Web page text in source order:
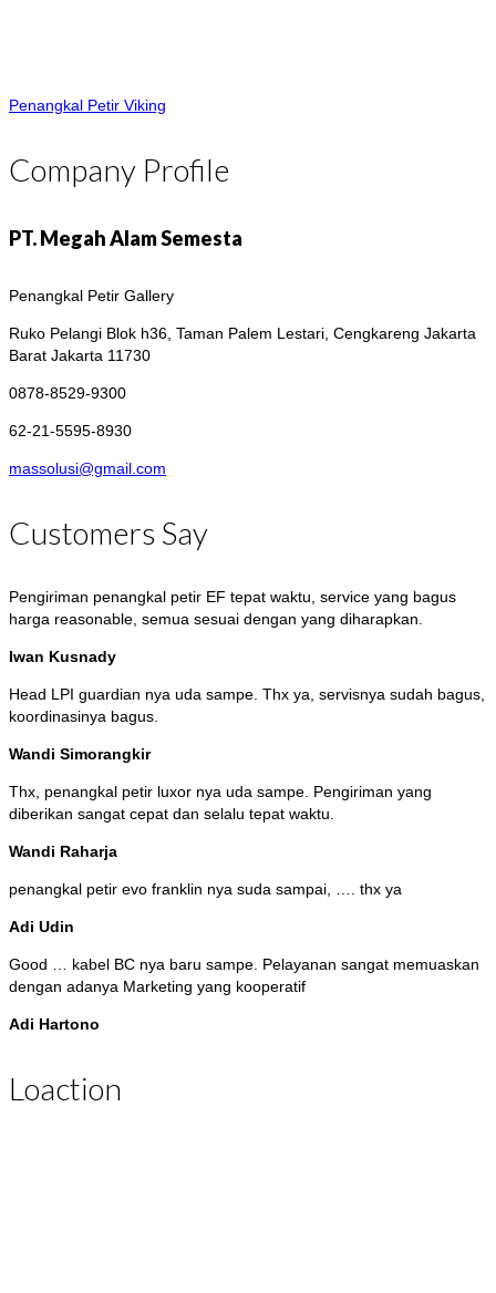
Penangkal Petir Viking
Company Profile
PT. Megah Alam Semesta
Penangkal Petir Gallery
Ruko Pelangi Blok h36, Taman Palem Lestari, Cengkareng Jakarta
Barat Jakarta 11730
0878-8529-9300
62-21-5595-8930
massolusi@gmail.com
Customers Say
Pengiriman penangkal petir EF tepat waktu, service yang bagus
harga reasonable, semua sesuai dengan yang diharapkan.
Iwan Kusnady
Head LPI guardian nya uda sampe. Thx ya, servisnya sudah bagus,
koordinasinya bagus.
Wandi Simorangkir
Thx, penangkal petir luxor nya uda sampe. Pengiriman yang
diberikan sangat cepat dan selalu tepat waktu.
Wandi Raharja
penangkal petir evo franklin nya suda sampai, …. thx ya
Adi Udin
Good … kabel BC nya baru sampe. Pelayanan sangat memuaskan
dengan adanya Marketing yang kooperatif
Adi Hartono
Loaction